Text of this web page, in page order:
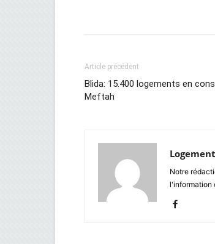
Article précédent
Blida: 15.400 logements en
Meftah
Notre
l'information